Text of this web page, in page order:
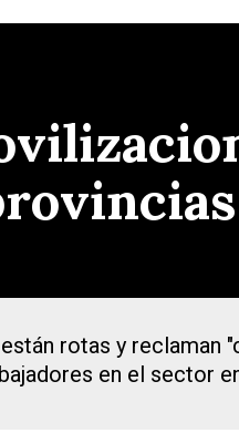
rotas y reclaman
en el sector